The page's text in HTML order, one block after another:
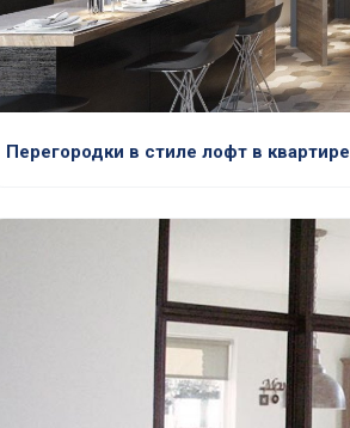
Перегородки в стиле лофт в квартире